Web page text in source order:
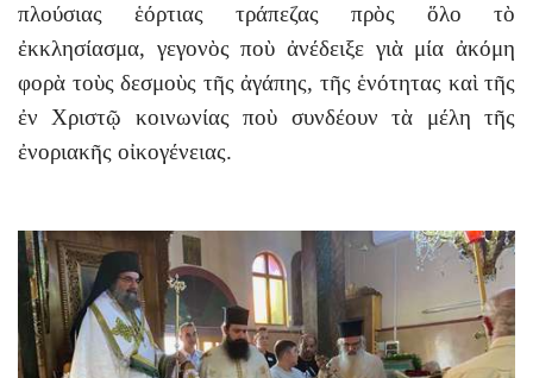
πλούσιας ἑόρτιας τράπεζας πρὸς ὅλο τὸ
ἐκκλησίασμα, γεγονὸς ποὺ ἀνέδειξε γιὰ μία ἀκόμη
φορὰ τοὺς δεσμοὺς τῆς ἀγάπης, τῆς ἑνότητας καὶ τῆς
ἐν Χριστῷ κοινωνίας ποὺ συνδέουν τὰ μέλη τῆς
ἐνοριακῆς οἰκογένειας.